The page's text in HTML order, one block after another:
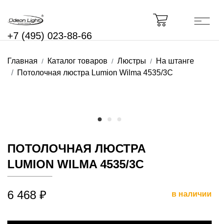
+7 (495) 023-88-66
Главная Каталог товаров Люстры
На штанге
Потолочная люстра Lumion Wilma 4535/3C
ПОТОЛОЧНАЯ ЛЮСТРА
LUMION WILMA 4535/3C
6 468 ₽ в наличии